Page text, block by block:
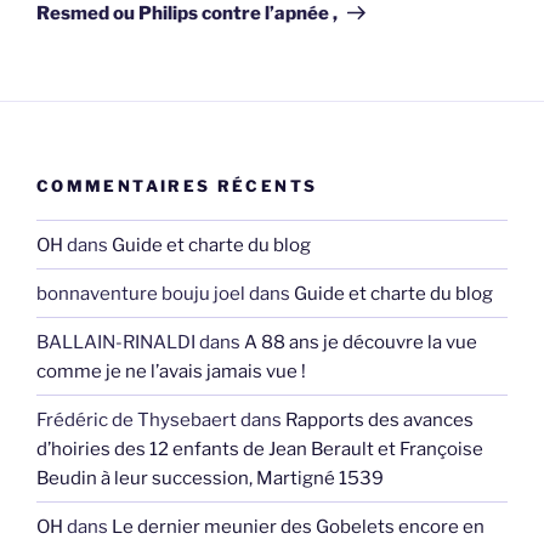
Resmed ou Philips contre l’apnée ,
COMMENTAIRES RÉCENTS
OH dans Guide et charte du blog
bonnaventure bouju joel dans Guide et charte du blog
BALLAIN-RINALDI dans A 88 ans je découvre la vue
comme je ne l’avais jamais vue !
Frédéric de Thysebaertdans Rapports des avances
d’hoiries des 12 enfants de Jean Berault et Françoise
Beudin à leur succession, Martigné 1539
OH dans Le dernier meunier des Gobelets encore en